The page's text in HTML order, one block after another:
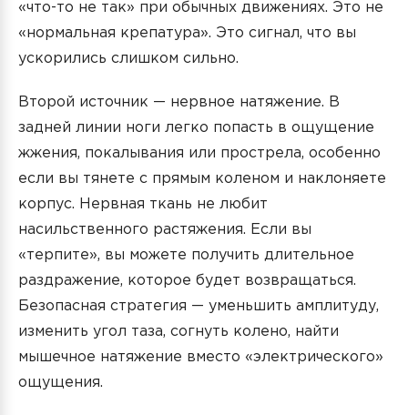
«что-то не так» при обычных движениях. Это не
«нормальная крепатура». Это сигнал, что вы
ускорились слишком сильно.
Второй источник — нервное натяжение. В
задней линии ноги легко попасть в ощущение
жжения, покалывания или прострела, особенно
если вы тянете с прямым коленом и наклоняете
корпус. Нервная ткань не любит
насильственного растяжения. Если вы
«терпите», вы можете получить длительное
раздражение, которое будет возвращаться.
Безопасная стратегия — уменьшить амплитуду,
изменить угол таза, согнуть колено, найти
мышечное натяжение вместо «электрического»
ощущения.